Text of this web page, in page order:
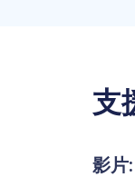
支
影片: